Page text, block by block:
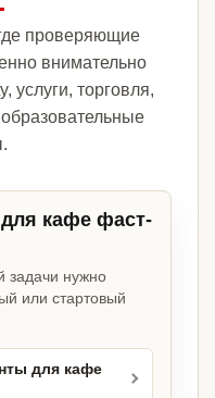
проверяющие
внимательно
услуги, торговля,
кафе фаст-
задачи нужно
или стартовый
для кафе